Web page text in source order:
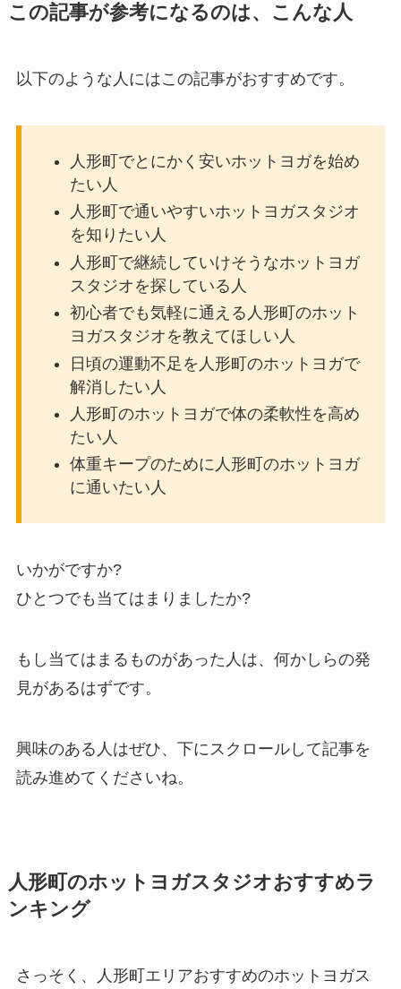
この記事が参考になるのは、こんな人
以下のような人にはこの記事がおすすめです。
人形町でとにかく安いホットヨガを始め
たい人
人形町で通いやすいホットヨガスタジオ
を知りたい人
人形町で継続していけそうなホットヨガ
スタジオを探している人
初心者でも気軽に通える人形町のホット
ヨガスタジオを教えてほしい人
日頃の運動不足を人形町のホットヨガで
解消したい人
人形町のホットヨガで体の柔軟性を高め
たい人
体重キープのために人形町のホットヨガ
に通いたい人
いかがですか?
ひとつでも当てはまりましたか?
もし当てはまるものがあった人は、何かしらの発
見があるはずです。
興味のある人はぜひ、下にスクロールして記事を
読み進めてくださいね。
人形町のホットヨガスタジオおすすめラ
ンキング
さっそく、人形町エリアおすすめのホットヨガス